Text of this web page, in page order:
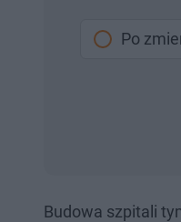
Po
Budowa szpitali